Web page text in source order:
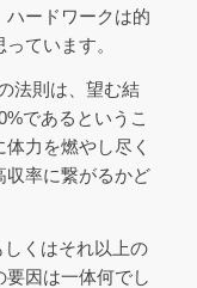
ハードワークは的
ています。
法則は、望む結
であるというこ
力を燃やし尽く
収率に繋がるかど
くはそれ以上の
因は一体何でし